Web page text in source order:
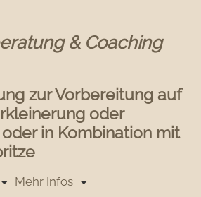
& Coaching
zur Vorbereitung auf
oder
in Kombination mit
Mehr Infos